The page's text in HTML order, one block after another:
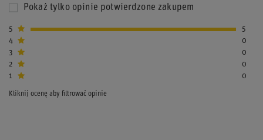
Pokaż tylko opinie potwierdzone zakupem
5
5
4
0
3
0
2
0
1
0
Kliknij ocenę aby filtrować opinie